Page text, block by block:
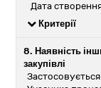
Дата
Критерії
8. Наявність
закупівлі